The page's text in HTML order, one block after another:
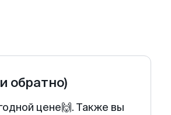
обратно)
цене🙌. Также вы